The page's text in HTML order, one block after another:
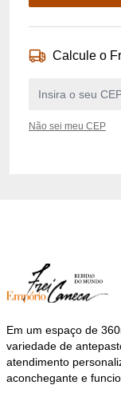
Calcule o
Não sei meu CEP
Em um espaço de
variedade de
atendimento
aconchegante e